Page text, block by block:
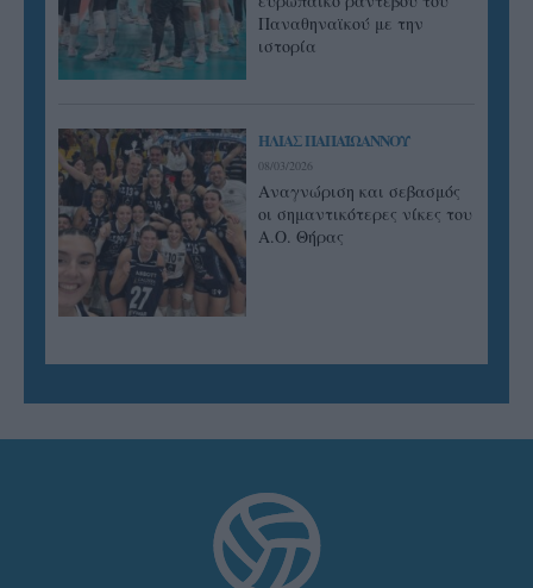
Παναθηναϊκού με την
ιστορία
ΗΛΙΑΣ ΠΑΠΑΪΩΑΝΝΟΥ
08/03/2026
Αναγνώριση και σεβασμός
οι σημαντικότερες νίκες του
Α.Ο. Θήρας